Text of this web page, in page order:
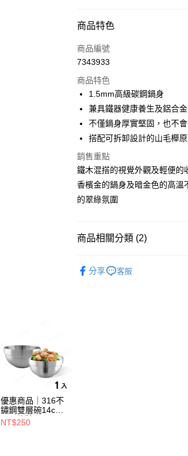
付款方式
信用卡一次付款
Apple Pay
街口支付
悠遊付
Google Pay
ATM付款
運送方式
（不含訂購當天與例假日）
商品特色
商品編號
7343933
商品特色
1.5mm高級碳鋼鍋身
兼具鐵器健康養生及鋁合
不僅鍋身厚實堅固，也不
搭配可拆卸設計的山毛櫸
銷售重點
鐵木混搭的視覺外觀及輕便的
香檳金的鍋身及暗金色的高溫
的翠綠氛圍
商品相關分類 (2)
分享 客服
優惠商品｜316不
鏽鋼雙層碗14cm
(1入散裝) SG0140
NT$250